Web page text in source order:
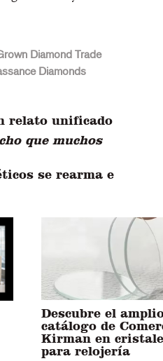
Diamond Trade
Diamonds
relato unificado
que muchos
se rearma e
Descubre el
catálogo de
Kirman en
para relojería